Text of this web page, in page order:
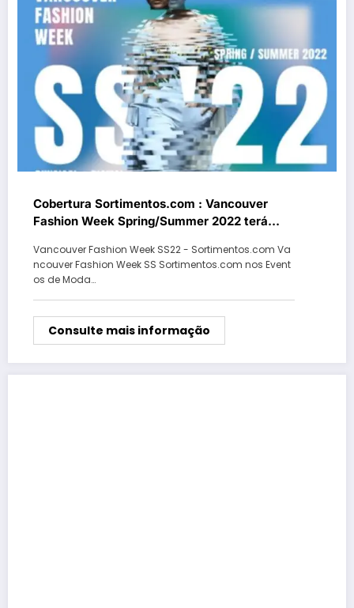
Cobertura Sortimentos.com : Vancouver
Fashion Week Spring/Summer 2022 terá
Vancouver Fashion Week SS22 - Sortimentos.com Va
ncouver Fashion Week SS Sortimentos.com nos Event
os de Moda…
Consulte mais informação